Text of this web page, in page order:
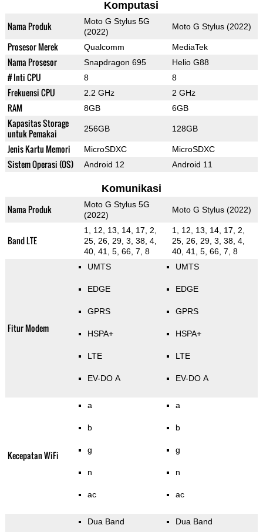
Komputasi
Nama Produk
Moto G Stylus 5G
(2022)
Moto G Stylus (2022)
Prosesor Merek Qualcomm MediaTek
Nama Prosesor Snapdragon 695 Helio G88
# Inti CPU 8 8
Frekuensi CPU 2.2 GHz 2 GHz
RAM 8GB 6GB
Kapasitas Storage
untuk Pemakai
256GB 128GB
Jenis Kartu Memori MicroSDXC MicroSDXC
Sistem Operasi (OS) Android 12 Android 11
Komunikasi
Nama Produk
Moto G Stylus 5G
(2022)
Moto G Stylus (2022)
Band LTE
1, 12, 13, 14, 17, 2,
25, 26, 29, 3, 38, 4,
40, 41, 5, 66, 7, 8
1, 12, 13, 14, 17, 2,
25, 26, 29, 3, 38, 4,
40, 41, 5, 66, 7, 8
Fitur Modem
UMTS
EDGE
GPRS
HSPA+
LTE
EV-DO A
UMTS
EDGE
GPRS
HSPA+
LTE
EV-DO A
Kecepatan WiFi
a
b
g
n
ac
a
b
g
n
ac
Dua Band Dua Band